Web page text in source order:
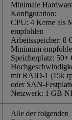
Minimale
Konfiguration:
CPU: 4 Kerne als
empfohlen
Arbeitsspeicher: 8
Minimum
Speicherplatz: 50+
mit RAID-1 (15k
oder SAN-
Netzwerk: 1 GB
Alle der folgenden